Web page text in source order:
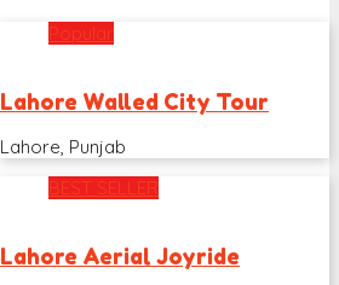
Popular
Lahore Walled City Tour
Lahore, Punjab
BEST SELLER
Lahore Aerial Joyride